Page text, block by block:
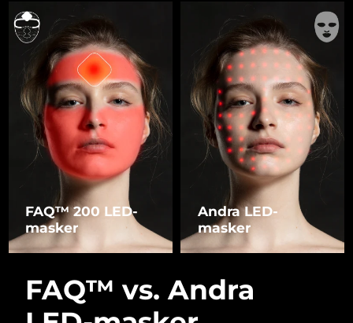
FAQ™ 200 LED-
masker
Andra LED-
masker
FAQ™ vs. Andra